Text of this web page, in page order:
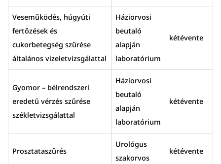
Veseműködés, húgyúti
fertőzések és
cukorbetegség szűrése
általános vizeletvizsgálattal
Háziorvosi
beutaló
alapján
laboratórium
kétévente
Gyomor – bélrendszeri
eredetű vérzés szűrése
székletvizsgálattal
Háziorvosi
beutaló
alapján
laboratórium
kétévente
Prosztataszűrés
Urológus
szakorvos
kétévente